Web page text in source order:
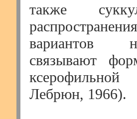
также
вариантов
связывают
Лебрюн, 1966).